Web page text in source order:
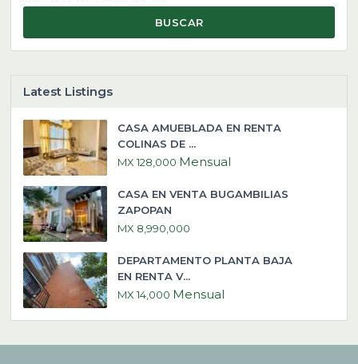
BUSCAR
Latest Listings
CASA AMUEBLADA EN RENTA
COLINAS DE ...
MX 128,000 Mensual
CASA EN VENTA BUGAMBILIAS
ZAPOPAN
MX 8,990,000
DEPARTAMENTO PLANTA BAJA
EN RENTA V...
MX 14,000 Mensual